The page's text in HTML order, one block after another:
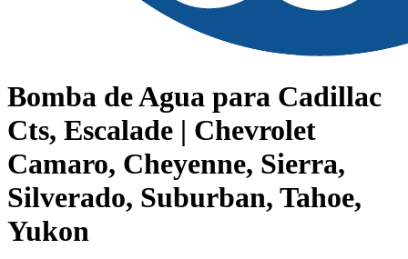
Bomba de Agua para Cadillac
Cts, Escalade | Chevrolet
Camaro, Cheyenne, Sierra,
Silverado, Suburban, Tahoe,
Yukon